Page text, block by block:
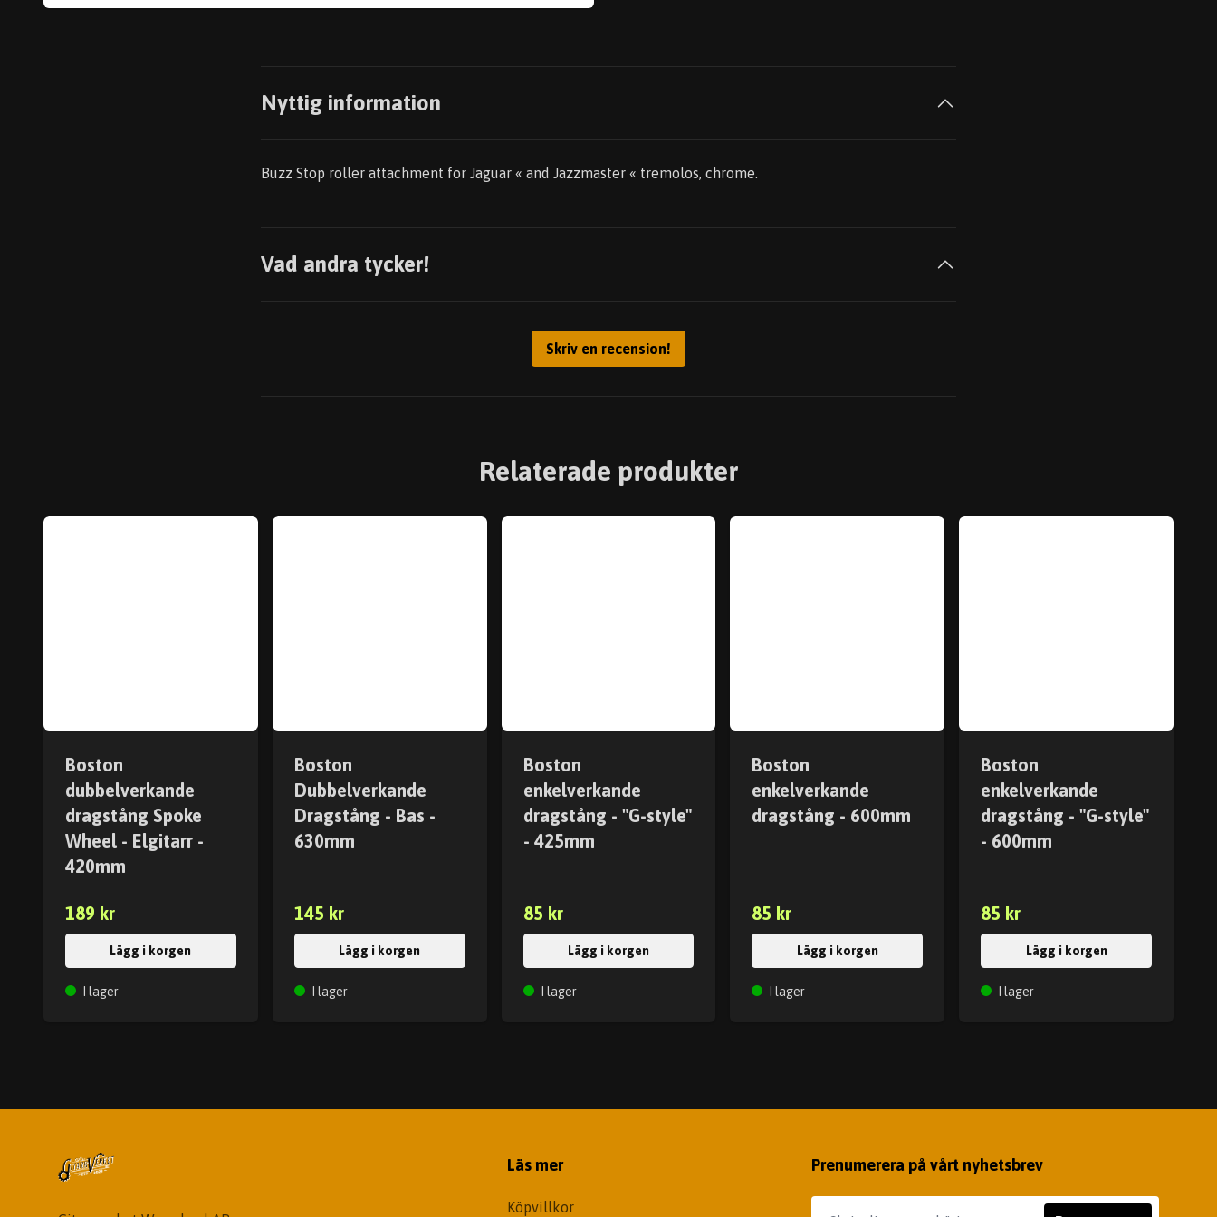
Nyttig information
Buzz Stop roller attachment for Jaguar « and Jazzmaster « tremolos, chrome.
Vad andra tycker!
Skriv en recension!
Relaterade produkter
Boston
dubbelverkande
dragstång Spoke
Wheel - Elgitarr -
420mm
189 kr
Lägg i korgen
I lager
Boston
Dubbelverkande
Dragstång - Bas -
630mm
145 kr
Lägg i korgen
I lager
Boston
enkelverkande
dragstång - "G-style"
- 425mm
85 kr
Lägg i korgen
I lager
Boston
enkelverkande
dragstång - 600mm
85 kr
Lägg i korgen
I lager
Boston
enkelverkande
dragstång - "G-style"
- 600mm
85 kr
Lägg i korgen
I lager
Läs mer
Köpvillkor
Prenumerera på vårt nyhetsbrev